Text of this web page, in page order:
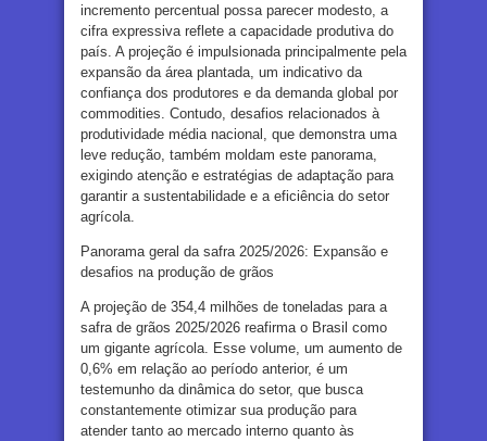
incremento percentual possa parecer modesto, a
cifra expressiva reflete a capacidade produtiva do
país. A projeção é impulsionada principalmente pela
expansão da área plantada, um indicativo da
confiança dos produtores e da demanda global por
commodities. Contudo, desafios relacionados à
produtividade média nacional, que demonstra uma
leve redução, também moldam este panorama,
exigindo atenção e estratégias de adaptação para
garantir a sustentabilidade e a eficiência do setor
agrícola.
Panorama geral da safra 2025/2026: Expansão e
desafios na produção de grãos
A projeção de 354,4 milhões de toneladas para a
safra de grãos 2025/2026 reafirma o Brasil como
um gigante agrícola. Esse volume, um aumento de
0,6% em relação ao período anterior, é um
testemunho da dinâmica do setor, que busca
constantemente otimizar sua produção para
atender tanto ao mercado interno quanto às